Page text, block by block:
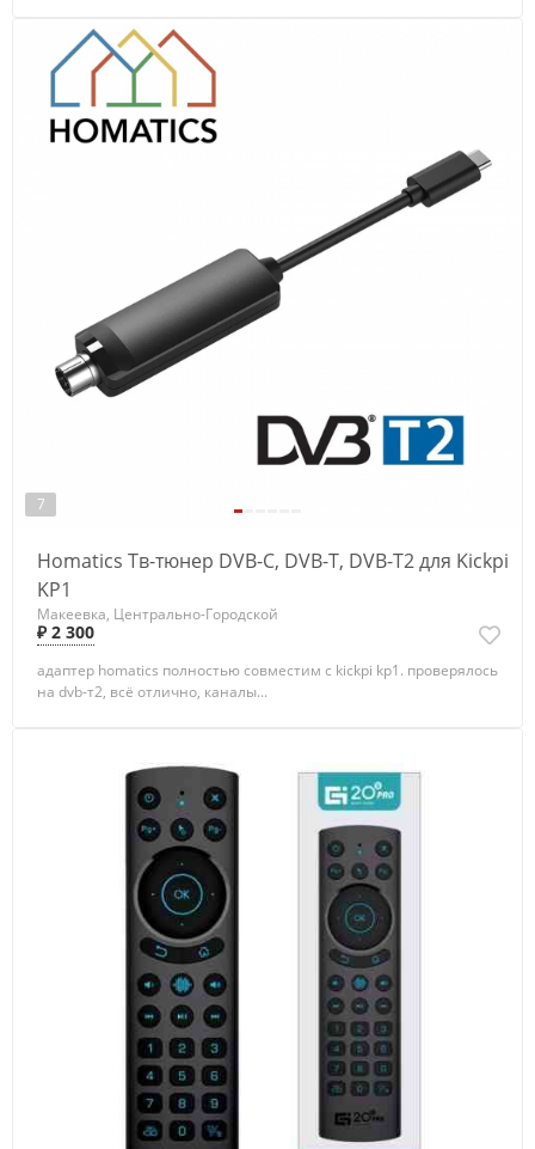
7
Homatics Тв-тюнер DVB-C, DVB-T, DVB-T2 для Kickpi
KP1
Макеевка, Центрально-Городской
₽ 2 300
адаптер homatics полностью совместим с kickpi kp1. проверялось
на dvb-т2, всё отлично, каналы...